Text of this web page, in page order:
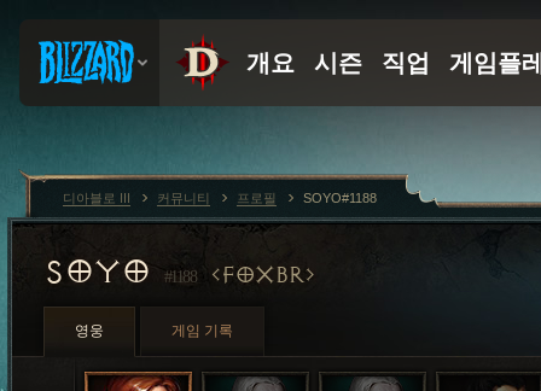
SOYO #1188 FOXBR
영웅 게임 기록
디아블로 III 커뮤니티 프로필 SOYO#1188